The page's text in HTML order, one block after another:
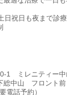
日祝日も夜まで診
1 ミレニティー中
総中山 フロント前
電話予約）